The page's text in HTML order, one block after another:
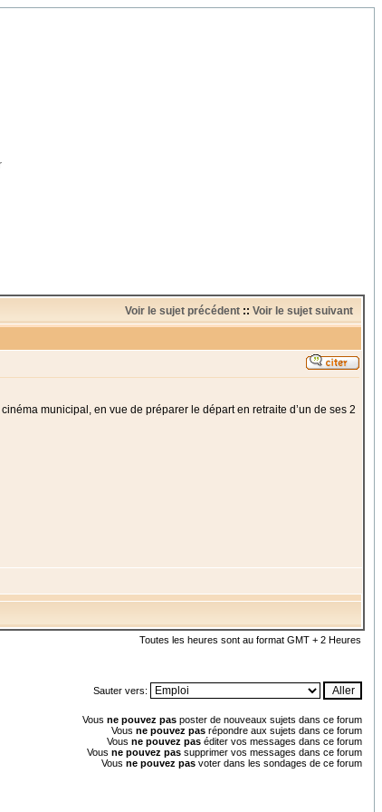
Voir le sujet précédent :: Voir le sujet suivant
municipal, en vue de préparer le départ en retraite d’un de ses 2
Toutes les heures sont au format GMT + 2 Heures
Sauter vers:
Vous ne pouvez pas poster de nouveaux sujets dans ce forum
Vous ne pouvez pas répondre aux sujets dans ce forum
Vous ne pouvez pas éditer vos messages dans ce forum
Vous ne pouvez pas supprimer vos messages dans ce forum
Vous ne pouvez pas voter dans les sondages de ce forum